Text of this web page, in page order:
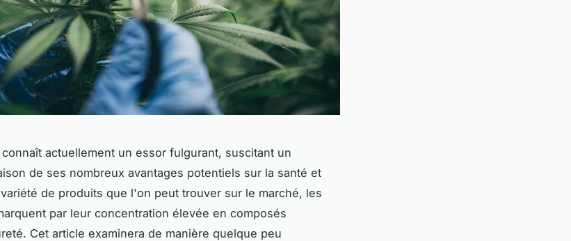
actuellement un essor fulgurant, suscitant un
de ses nombreux avantages potentiels sur la santé et
de produits que l'on peut trouver sur le marché, les
par leur concentration élevée en composés
Cet article examinera de manière quelque peu